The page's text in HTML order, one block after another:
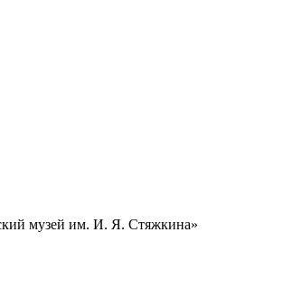
музей им. И. Я. Стяжкина»